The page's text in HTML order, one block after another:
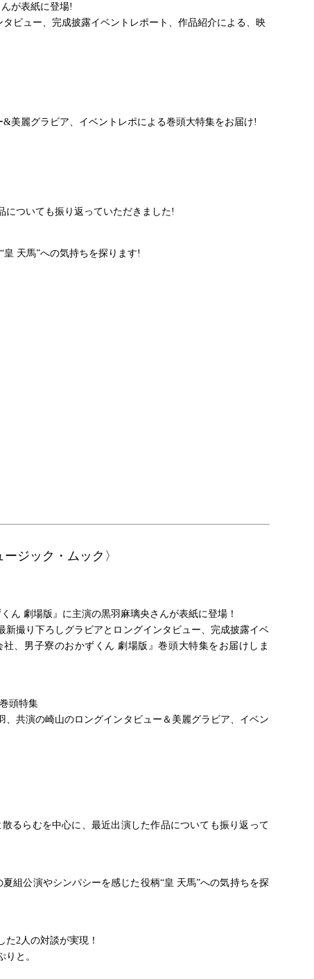
が表紙に登場!
ビュー、完成披露イベントレポート、作品紹介による、映
美麗グラビア、イベントレポによる巻頭大特集をお届け!
についても振り返っていただきました!
天馬”への気持ちを探ります!
ジック・ムック〉
ん 劇場版』に主演の黒羽麻璃央さんが表紙に登場！
撮り下ろしグラビアとロングインタビュー、完成披露イベ
、男子寮のおかずくん 劇場版』巻頭大特集をお届けしま
頭特集
共演の崎山のロングインタビュー＆美麗グラビア、イベン
るらむを中心に、最近出演した作品についても振り返って
組公演やシンパシーを感じた役柄“皇 天馬”への気持ちを探
2人の対談が実現！
と。